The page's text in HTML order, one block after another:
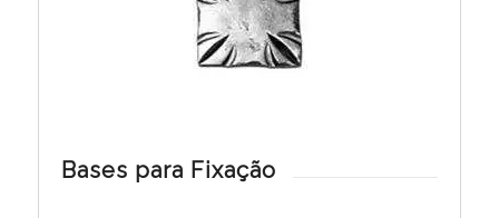
Bases para Fixação